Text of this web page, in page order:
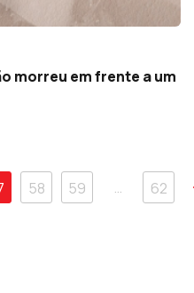
morreu em frente a um
58 59 … 62